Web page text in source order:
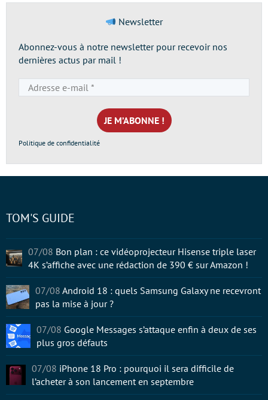
Newsletter
Abonnez-vous à notre newsletter pour recevoir nos
dernières actus par mail !
e-
mail
*
Politique de confidentialité
TOM'S GUIDE
07/08 Bon plan : ce vidéoprojecteur Hisense triple laser
4K s’affiche avec une rédaction de 390 € sur Amazon !
07/08 Android 18 : quels Samsung Galaxy ne recevront
pas la mise à jour ?
07/08 Google Messages s’attaque enfin à deux de ses
plus gros défauts
07/08 iPhone 18 Pro : pourquoi il sera difficile de
l’acheter à son lancement en septembre